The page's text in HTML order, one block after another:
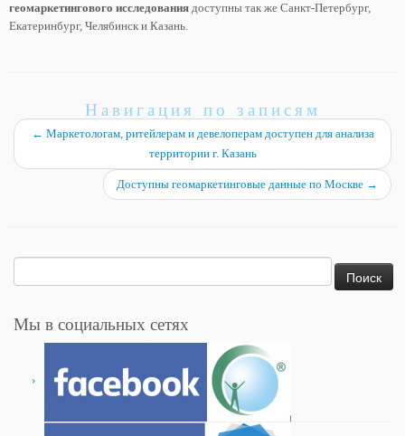
геомаркетингового исследования доступны так же Санкт-Петербург,
Екатеринбург, Челябинск и Казань.
Навигация по записям
← Маркетологам, ритейлерам и девелоперам доступен для анализа
территории г. Казань
Доступны геомаркетинговые данные по Москве →
Мы в социальных сетях